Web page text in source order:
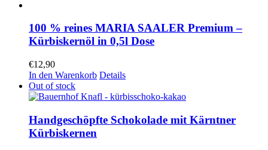
100 % reines MARIA SAALER Premium –
Kürbiskernöl in 0,5l Dose
€12,90
In den Warenkorb Details
Out of stock
Handgeschöpfte Schokolade mit Kärntner
Kürbiskernen